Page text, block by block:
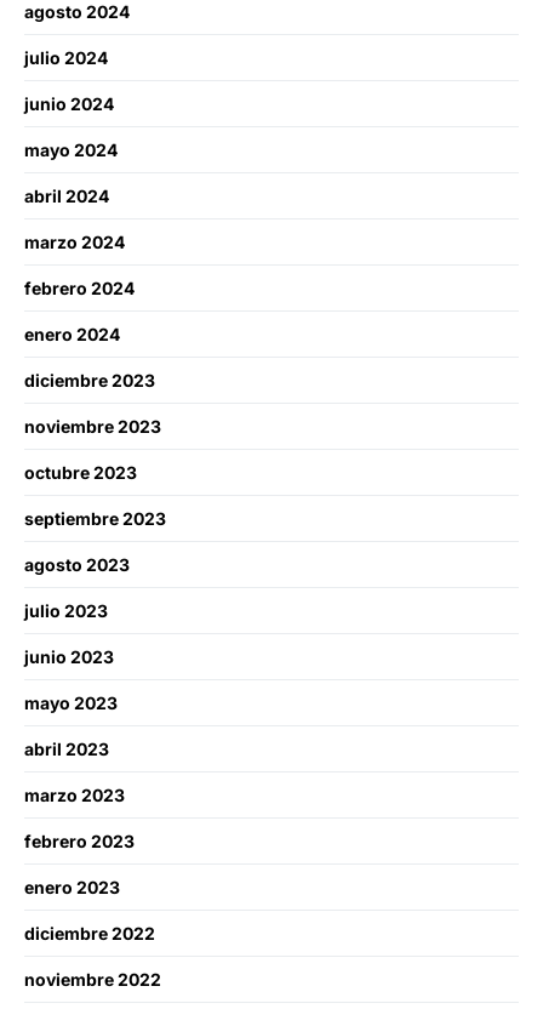
agosto 2024
julio 2024
junio 2024
mayo 2024
abril 2024
marzo 2024
febrero 2024
enero 2024
diciembre 2023
noviembre 2023
octubre 2023
septiembre 2023
agosto 2023
julio 2023
junio 2023
mayo 2023
abril 2023
marzo 2023
febrero 2023
enero 2023
diciembre 2022
noviembre 2022